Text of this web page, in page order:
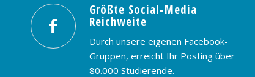
Größte Social-Media
Reichweite
Durch unsere eigenen Facebook-
Gruppen, erreicht Ihr Posting über
80.000 Studierende.